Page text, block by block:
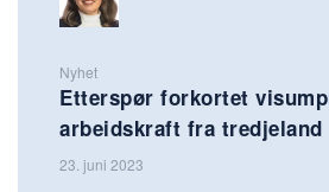
Nyhet
Etterspør forkortet
arbeidskraft fra tredjeland
23. juni 2023